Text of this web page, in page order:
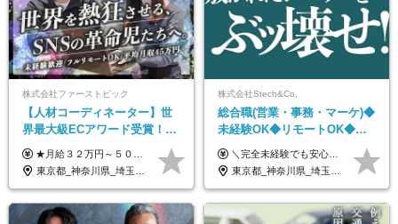
株式会社ファーストピック
【人材コーディネーター】世
界最大級ECアワード受賞！フ
ルリモート／未経験◎／月給
３２万円～／年休１３０日以
上／
★月給３２万円～５０万円＋インセンティブ賞与＋決算賞与★ （30時間の固定残業代、一律月54,750円を含む。超過分は支給） ※経験・スキルを考慮の上、決定 ※昇給：随時あり 【インセンティブについて】 自社サービスを提案し、サービス化した場合、一部の利益をインセンティブとして還元します。 試用期間中（6か月間）は、下記の給与となります。 【一都三県、大阪、名古屋、福岡の方】 月給２４万円～＋役職手当＋インセンティブ賞与 【一都三県以外の関東圏、九州、東北、北海道、その他地域の方】 月給２０万円～＋役職手当＋インセンティブ賞与 ※試用期間6ヶ月 ※試用期間中の待遇・福利厚生に差異はなし
東京都_神奈川県_埼玉県_千葉県_大阪府_愛知県_北海道_青森県_岩手県_宮城県_秋田県_山形県_福島県_茨城県_栃木県_群馬県_静岡県_岐阜県_三重県_兵庫県_京都府_滋賀県_奈良県_和歌山県_広島県_岡山県_鳥取県_島根県_山口県_福岡県_熊本県_佐賀県_長崎県_大分県_宮崎県_鹿児島県
株式会社Stech&Co.
総合職(営業・事務・マーケ)◆
未経験OK◆リモートOK◆学
歴不問◆20代活躍中！
＼完全未経験でも安心して年収UP可能です！／ -------------- 【1】営業 月給25万円～80万円＋賞与 【2】事務 月給21万円～50万円＋賞与 【3】マーケ 月給25万円～80万円＋賞与 ※試用期間3ヶ月間の待遇に変動はありません。 ※みなし残業代(月20時間分29,725円～)を含む。（※超過分は追加支給）
東京都_神奈川県_埼玉県_千葉県_大阪府_愛知県_北海道_青森県_岩手県_宮城県_秋田県_山形県_福島県_茨城県_栃木県_群馬県_新潟県_山梨県_長野県_富山県_石川県_福井県_静岡県_岐阜県_三重県_兵庫県_京都府_滋賀県_奈良県_和歌山県_広島県_岡山県_鳥取県_島根県_山口県_徳島県_香川県_愛媛県_高知県_福岡県_熊本県_佐賀県_長崎県_大分県_宮崎県_鹿児島県_沖縄県